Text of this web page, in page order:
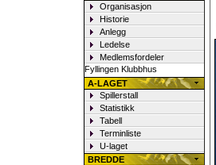
Organisasjon
Historie
Anlegg
Ledelse
Medlemsfordeler
Fyllingen Klubbhus
A-LAGET
Spillerstall
Statistikk
Tabell
Terminliste
U-laget
BREDDE